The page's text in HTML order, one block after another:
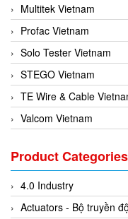
Multitek Vietnam
Profac Vietnam
Solo Tester Vietnam
STEGO Vietnam
TE Wire & Cable
Valcom Vietnam
3CTEST Vietnam
4B VietNam Vietnam
ABB Vietnam
Product Categories
4.0 Industry
Actuators - Bộ truyền